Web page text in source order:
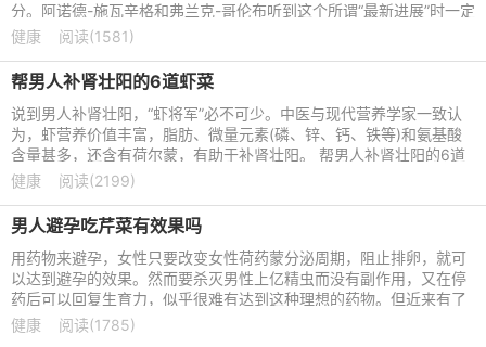
分。阿诺德-施瓦辛格和弗兰克-哥伦布听到这个所谓“最新进展”时一定
会感到忍俊不禁，因
健康 阅读(1581)
帮男人补肾壮阳的6道虾菜
说到男人补肾壮阳，“虾将军”必不可少。中医与现代营养学家一致认
为，虾营养价值丰富，脂肪、微量元素(磷、锌、钙、铁等)和氨基酸
含量甚多，还含有荷尔蒙，有助于补肾壮阳。 帮男人补肾壮阳的6道
虾菜 1、蒸虾仁 原料
健康 阅读(2199)
男人避孕吃芹菜有效果吗
用药物来避孕，女性只要改变女性荷药蒙分泌周期，阻止排卵，就可
以达到避孕的效果。然而要杀灭男性上亿精虫而没有副作用，又在停
药后可以回复生育力，似乎很难有达到这种理想的药物。但近来有了
新的发现。 吃芹菜可使
健康 阅读(1785)